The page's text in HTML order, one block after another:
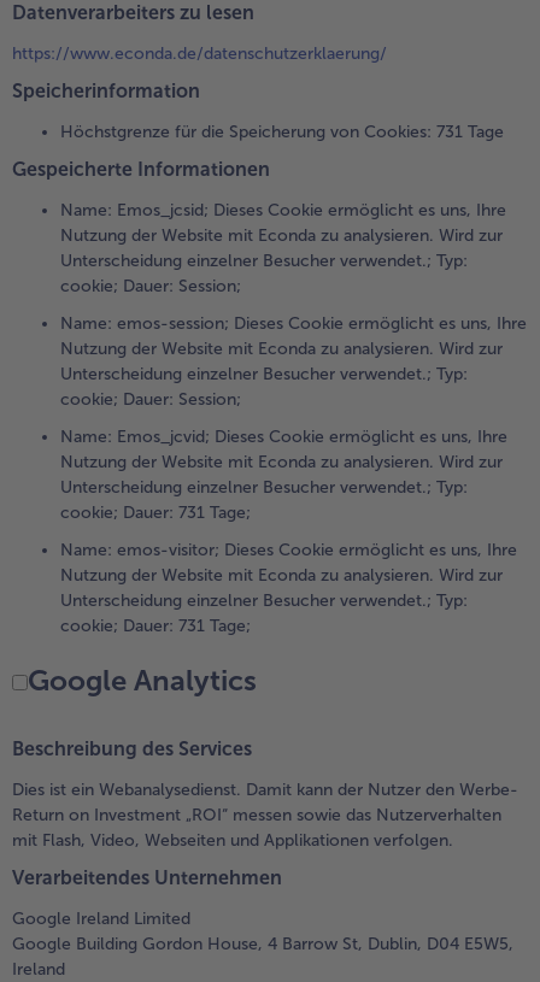
Datenverarbeiters zu lesen
https://www.econda.de/datenschutzerklaerung/
Speicherinformation
Höchstgrenze für die Speicherung von Cookies: 731 Tage
Gespeicherte Informationen
Name: Emos_jcsid; Dieses Cookie ermöglicht es uns, Ihre
Nutzung der Website mit Econda zu analysieren. Wird zur
Unterscheidung einzelner Besucher verwendet.; Typ:
cookie; Dauer: Session;
Name: emos-session; Dieses Cookie ermöglicht es uns, Ihre
Nutzung der Website mit Econda zu analysieren. Wird zur
Unterscheidung einzelner Besucher verwendet.; Typ:
cookie; Dauer: Session;
Name: Emos_jcvid; Dieses Cookie ermöglicht es uns, Ihre
Nutzung der Website mit Econda zu analysieren. Wird zur
Unterscheidung einzelner Besucher verwendet.; Typ:
cookie; Dauer: 731 Tage;
Name: emos-visitor; Dieses Cookie ermöglicht es uns, Ihre
Nutzung der Website mit Econda zu analysieren. Wird zur
Unterscheidung einzelner Besucher verwendet.; Typ:
cookie; Dauer: 731 Tage;
Google Analytics
Beschreibung des Services
Dies ist ein Webanalysedienst. Damit kann der Nutzer den Werbe-
Return on Investment „ROI“ messen sowie das Nutzerverhalten
mit Flash, Video, Webseiten und Applikationen verfolgen.
Verarbeitendes Unternehmen
Google Ireland Limited
Google Building Gordon House, 4 Barrow St, Dublin, D04 E5W5,
Ireland